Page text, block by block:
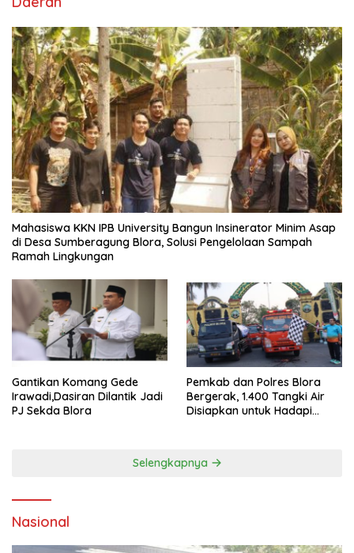
Mahasiswa KKN IPB University Bangun Insinerator Minim Asap
di Desa Sumberagung Blora, Solusi Pengelolaan Sampah
Ramah Lingkungan ‎
Gantikan Komang Gede
Irawadi,Dasiran Dilantik Jadi
PJ Sekda Blora
Pemkab dan Polres Blora
Bergerak, 1.400 Tangki Air
Disiapkan untuk Hadapi
Selengkapnya
Nasional